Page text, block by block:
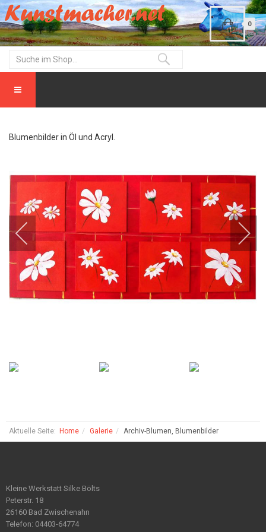
0
Blumenbilder in Öl und Acryl.
Aktuelle Seite: Home Galerie Archiv-Blumen, Blumenbilder
Kleine Werkstatt Silke Bölts
Peterstr. 18
26160 Bad Zwischenahn
Telefon: 04403-64774